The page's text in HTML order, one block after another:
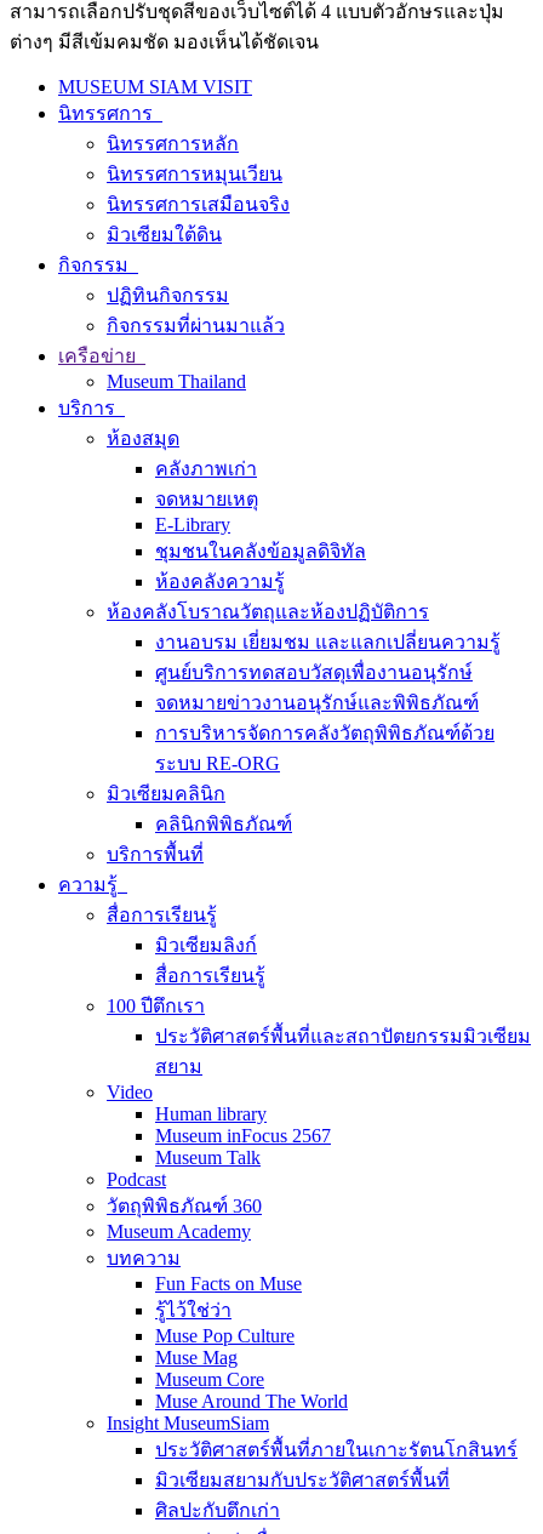
สามารถเลือกปรับชุดสีของเว็บไซต์ได้ 4 แบบตัวอักษรและปุ่ม
ต่างๆ มีสีเข้มคมชัด มองเห็นได้ชัดเจน
MUSEUM SIAM VISIT
นิทรรศการ
นิทรรศการหลัก
นิทรรศการหมุนเวียน
นิทรรศการเสมือนจริง
มิวเซียมใต้ดิน
กิจกรรม
ปฏิทินกิจกรรม
กิจกรรมที่ผ่านมาแล้ว
เครือข่าย
Museum Thailand
บริการ
ห้องสมุด
คลังภาพเก่า
จดหมายเหตุ
E-Library
ชุมชนในคลังข้อมูลดิจิทัล
ห้องคลังความรู้
ห้องคลังโบราณวัตถุและห้องปฏิบัติการ
งานอบรม เยี่ยมชม และแลกเปลี่ยนความรู้
ศูนย์บริการทดสอบวัสดุเพื่องานอนุรักษ์
จดหมายข่าวงานอนุรักษ์และพิพิธภัณฑ์
การบริหารจัดการคลังวัตถุพิพิธภัณฑ์ด้วย
ระบบ RE-ORG
มิวเซียมคลินิก
คลินิกพิพิธภัณฑ์
บริการพื้นที่
ความรู้
สื่อการเรียนรู้
มิวเซียมลิงก์
สื่อการเรียนรู้
100 ปีตึกเรา
ประวัติศาสตร์พื้นที่และสถาปัตยกรรมมิวเซียม
สยาม
Video
Human library
Museum inFocus 2567
Museum Talk
Podcast
วัตถุพิพิธภัณฑ์ 360
Museum Academy
บทความ
Fun Facts on Muse
รู้ไว้ใช่ว่า
Muse Pop Culture
Muse Mag
Museum Core
Muse Around The World
Insight MuseumSiam
ประวัติศาสตร์พื้นที่ภายในเกาะรัตนโกสินทร์
มิวเซียมสยามกับประวัติศาสตร์พื้นที่
ศิลปะกับตึกเก่า